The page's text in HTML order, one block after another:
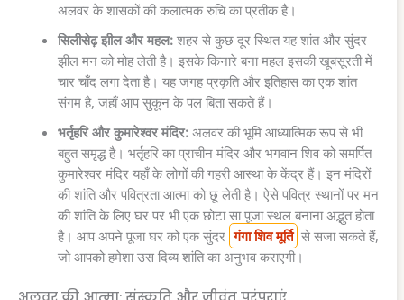
अलवर के शासकों की कलात्मक रुचि का प्रतीक है।
सिलीसेढ़ झील और महल:शहर से कुछ दूर स्थित यह शांत और सुंदर
झील मन को मोह लेती है। इसके किनारे बना महल इसकी खूबसूरती में
चार चाँद लगा देता है। यह जगह प्रकृति और इतिहास का एक शांत
संगम है, जहाँ आप सुकून के पल बिता सकते हैं।
भर्तृहरि और कुमारेश्वर मंदिर:अलवर की भूमि आध्यात्मिक रूप से भी
बहुत समृद्ध है। भर्तृहरि का प्राचीन मंदिर और भगवान शिव को समर्पित
कुमारेश्वर मंदिर यहाँ के लोगों की गहरी आस्था के केंद्र हैं। इन मंदिरों
की शांति और पवित्रता आत्मा को छू लेती है। ऐसे पवित्र स्थानों पर मन
की शांति के लिए घर पर भी एक छोटा सा पूजा स्थल बनाना अद्भुत होता
है। आप अपने पूजा घर को एक सुंदर गंगा शिव मूर्ति से सजा सकते हैं,
जो आपको हमेशा उस दिव्य शांति का अनुभव कराएगी।